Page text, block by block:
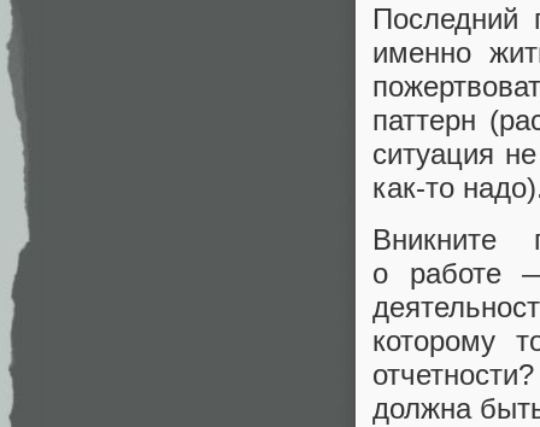
Последний
именно
паттерн
ситуация
как-то
Вникните
о работе
которому
должна